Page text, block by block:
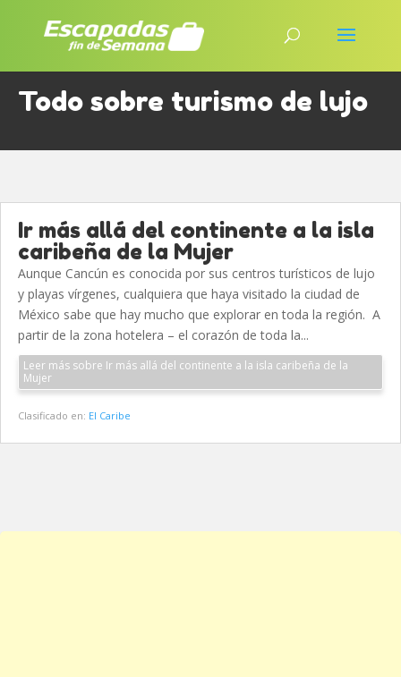
Todo sobre turismo de lujo
Ir más allá del continente a la isla
caribeña de la Mujer
Aunque Cancún es conocida por sus centros turísticos de lujo
y playas vírgenes, cualquiera que haya visitado la ciudad de
México sabe que hay mucho que explorar en toda la región. A
partir de la zona hotelera – el corazón de toda la...
Leer más sobre Ir más allá del continente a la isla caribeña de la
Mujer
Clasificado en: El Caribe